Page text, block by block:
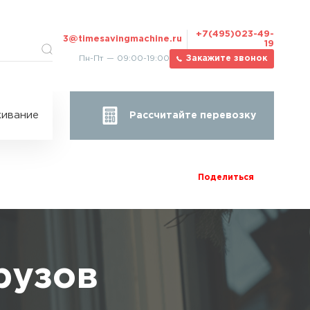
3@timesavingmachine.ru
+7(495)023-49-
19
Пн-Пт — 09:00-19:00
Закажите звонок
Рассчитайте перевозку
Поделиться